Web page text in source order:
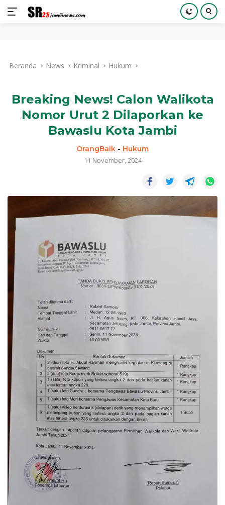
kontenBeranda News Kriminal Hukum
Breaking News! Calon Walikota
Nomor Urut 2 Dilaporkan ke
Bawaslu Kota Jambi
OrangBaik - Hukum
11 November, 2024